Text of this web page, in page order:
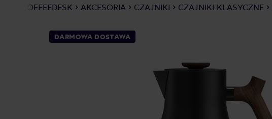
COFFEEDESK AKCESORIA CZAJNIKI CZAJNIKI KLASYCZNE
DARMOWA DOSTAWA